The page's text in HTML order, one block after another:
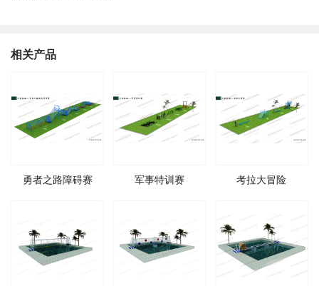
相关产品
勇者之路障碍赛 军事特训赛 考拉大冒险